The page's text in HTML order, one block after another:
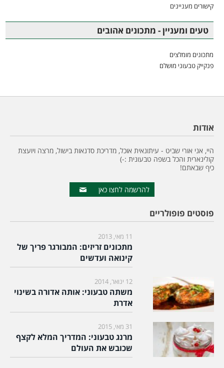
קישורים מעניינים
טעים ומעניין - מתכונים אהובים
מתכונים מומלצים
פנקייק טבעוני מושלם
אודות
היי, אני אורי שביט - עיתונאית אוכל, מדריכת סדנאות בישול, מרצה ויועצת
קולינארית והכל בשפה טבעונית :-)
כיף שבאתם!
להרשמה לחצו כאן
פוסטים פופולריים
11 מאי, 2013
מתכונים זריזים: המבורגר פריך של
קינואה ועדשים
12 ינואר, 2014
משתה טבעוני: אותה אדורה בשינוי
אדרת
31 מאי, 2015
מרנג טבעוני: המדריך המלא לקצף
שכובש את העולם